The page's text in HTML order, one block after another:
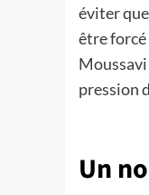
éviter
être forcé
Moussavi
pression
Un